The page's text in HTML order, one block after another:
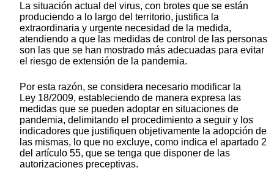
La situación actual del virus, con brotes que se están
produciendo a lo largo del territorio, justifica la
extraordinaria y urgente necesidad de la medida,
atendiendo a que las medidas de control de las personas
son las que se han mostrado más adecuadas para evitar
el riesgo de extensión de la pandemia.
Por esta razón, se considera necesario modificar la
Ley 18/2009, estableciendo de manera expresa las
medidas que se pueden adoptar en situaciones de
pandemia, delimitando el procedimiento a seguir y los
indicadores que justifiquen objetivamente la adopción de
las mismas, lo que no excluye, como indica el apartado 2
del artículo 55, que se tenga que disponer de las
autorizaciones preceptivas.